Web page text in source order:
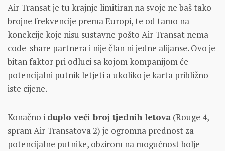
Air Transat je tu krajnje limitiran na svoje ne baš tako
brojne frekvencije prema Europi, te od tamo na
konekcije koje nisu sustavne pošto Air Transat nema
code-share partnera i nije član ni jedne alijanse. Ovo je
bitan faktor pri odluci sa kojom kompanijom će
potencijalni putnik letjeti a ukoliko je karta približno
iste cijene.
Konačno i duplo veći broj tjednih letova (Rouge 4,
spram Air Transatova 2) je ogromna prednost za
potencijalne putnike, obzirom na mogućnost bolje